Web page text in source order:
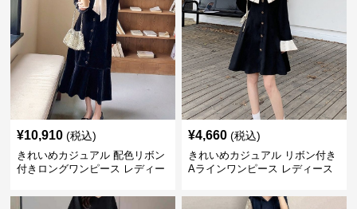
¥10,910 (税込)
きれいめカジュアル 配色リボン
付きロングワンピース レディー
レガント フェミニン 長袖ロング
¥4,660 (税込)
きれいめカジュアル リボン付き
Aラインワンピース レディース
冬 長袖 韓国風 膝上丈 フェミニ